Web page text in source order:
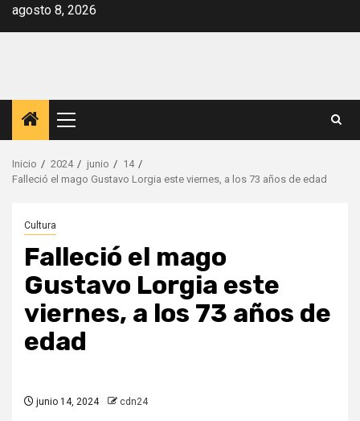
Saltar
agosto 8, 2026
Menú
principal
Inicio 2024 junio
14
Falleció el mago Gustavo Lorgia este viernes, a los 73 años de edad
Cultura
Falleció el mago
Gustavo Lorgia este
viernes, a los 73 años de
edad
junio 14, 2024 cdn24